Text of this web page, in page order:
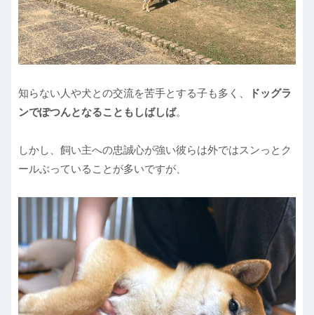
知らない人や犬との交流を苦手とする子も多く、
ドッグラ
ンでぽつんとなることもしばしば。
しかし、飼い主への忠誠心が強い彼らは外ではスンっとク
ールぶっていることが多いですが、